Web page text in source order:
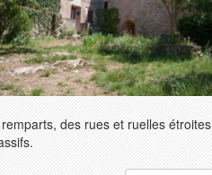
des rues et ruelles étroites